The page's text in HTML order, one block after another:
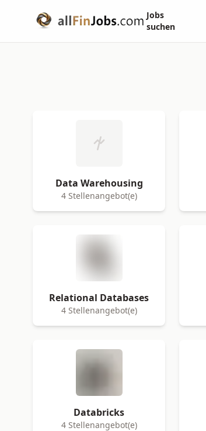
Jobs
suchen
Data Warehousing
4 Stellenangebot(e)
Relational Databases
4 Stellenangebot(e)
Databricks
4 Stellenangebot(e)